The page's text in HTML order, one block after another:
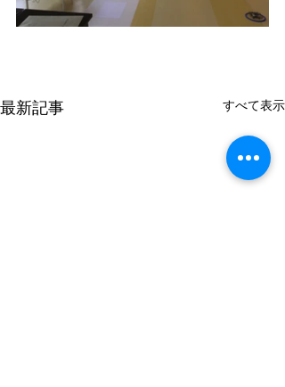
最新記事 すべて表示